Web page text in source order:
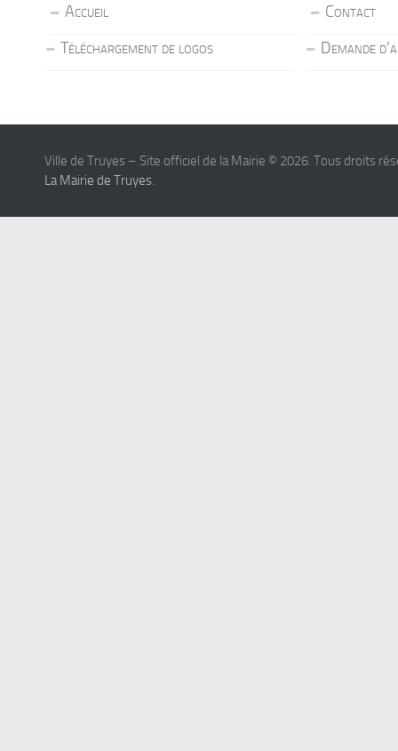
Accueil
Contact
Téléchargement de logos
Demande
Ville de Truyes – Site officiel de la Mairie © 2026. Tous droits
La Mairie de Truyes.